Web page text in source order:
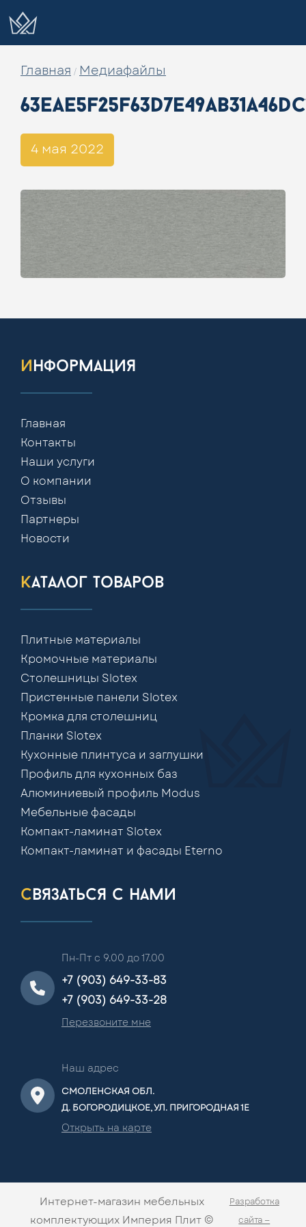
Главная / Медиафайлы
4 мая 2022
информация
Главная
Контакты
Наши услуги
О компании
Отзывы
Партнеры
Новости
каталог товаров
Плитные материалы
Кромочные материалы
Столешницы Slotex
Пристенные панели Slotex
Кромка для столешниц
Планки Slotex
Кухонные плинтуса и заглушки
Профиль для кухонных баз
Алюминиевый профиль Modus
Мебельные фасады
Компакт-ламинат Slotex
Компакт-ламинат и фасады Eterno
связаться с нами
Пн-Пт с 9.00 до 17.00
+7 (903) 649-33-83
+7 (903) 649-33-28
Перезвоните мне
Наш адрес
СМОЛЕНСКАЯ ОБЛ.
Д. БОГОРОДИЦКОЕ, УЛ. ПРИГОРОДНАЯ 1Е
Открыть на карте
Интернет-магазин мебельных
комплектующих Империя Плит ©
Разработка
сайта —